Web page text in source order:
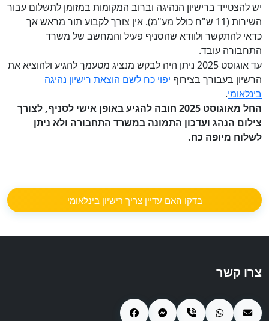
יש להצטייד ברישיון הנהיגה וברוב המקומות במזומן לתשלום עבור
השירות (11 ש"ח כולל מע"מ). אין צורך לקבוע תור מראש אך
כדאי להתקשר ולוודא שהסניף פעיל והמחשב של משרד
התחבורה עובד.
עד אוגוסט 2025 ניתן היה לבקש מנציג מטעמך להגיע ולהוציא את
הרשיון בעבורך בצירוף יפוי כח לשם הוצאת רישיון נהיגה
בינלאומי.
החל מאוגוסט 2025 חובה להגיע באופן אישי לסניף, לצורך
צילום הנהג ועדכון התמונה במשרד התחבורה ולא ניתן
לשלוח מיופה כח.
בדקו האם עדיין צריך רישיון בינלאומי
צרו קשר